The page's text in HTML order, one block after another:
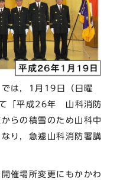
は，1月19日（日曜
「平成26年 山科消防
らの積雪のため山科中
り，急遽山科消防署講
催場所変更にもかかわ